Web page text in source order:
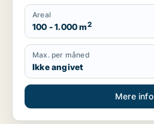
Areal
100 - 1.000 m2
Max. per måned
Ikke angivet
Mere info